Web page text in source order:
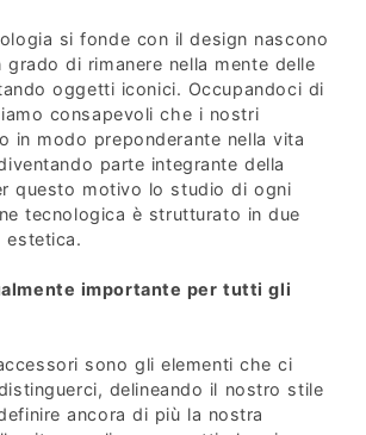
si fonde con il design nascono
di rimanere nella mente delle
oggetti iconici. Occupandoci di
consapevoli che i nostri
in modo preponderante nella vita
parte integrante della
questo motivo lo studio di ogni
tecnologica è strutturato in due
estetica.
importante per tutti gli
sono gli elementi che ci
delineando il nostro stile
ancora di più la nostra